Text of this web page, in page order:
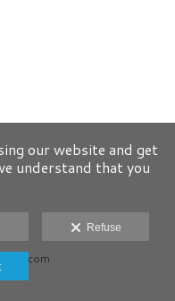
our website and get
understand that you
Refuse